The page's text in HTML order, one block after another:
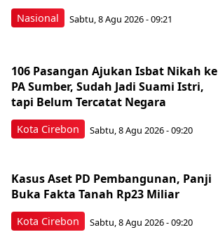
Nasional Sabtu, 8 Agu 2026 - 09:21
Kota Cirebon
106 Pasangan Ajukan Isbat Nikah ke
PA Sumber, Sudah Jadi Suami Istri,
tapi Belum Tercatat Negara
Sabtu, 8 Agu 2026 - 09:20
Kota Cirebon
Kasus Aset PD Pembangunan, Panji
Buka Fakta Tanah Rp23 Miliar
Sabtu, 8 Agu 2026 - 09:20